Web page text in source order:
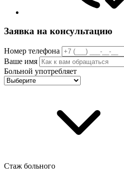
Заявка на консультацию
Номер телефона
Ваше имя
Больной употребляет
Стаж больного